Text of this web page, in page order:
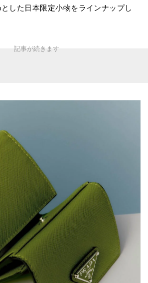
した日本限定小物をラインナップし